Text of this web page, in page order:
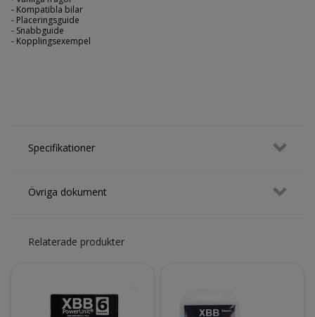
- Kompatibla bilar
- Placeringsguide
- Snabbguide
- Kopplingsexempel
Specifikationer
Övriga dokument
Relaterade produkter